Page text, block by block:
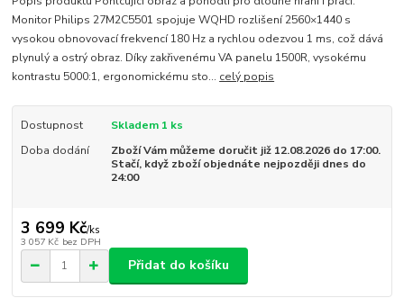
Monitor Philips 27M2C5501 spojuje WQHD rozlišení 2560×1440 s
vysokou obnovovací frekvencí 180 Hz a rychlou odezvou 1 ms, což dává
plynulý a ostrý obraz. Díky zakřivenému VA panelu 1500R, vysokému
kontrastu 5000:1, ergonomickému sto... celý popis
Dostupnost
Skladem 1 ks
Doba dodání
Zboží Vám můžeme doručit již 12.08.2026 do 17:00.
Stačí, když zboží objednáte nejpozději dnes do
24:00
3 699 Kč/ks
3 057 Kč bez DPH
Přidat do košíku